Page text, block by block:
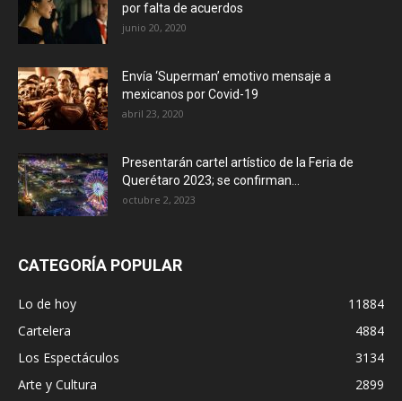
por falta de acuerdos
junio 20, 2020
Envía ‘Superman’ emotivo mensaje a
mexicanos por Covid-19
abril 23, 2020
Presentarán cartel artístico de la Feria de
Querétaro 2023; se confirman...
octubre 2, 2023
CATEGORÍA POPULAR
Lo de hoy
11884
Cartelera
4884
Los Espectáculos
3134
Arte y Cultura
2899